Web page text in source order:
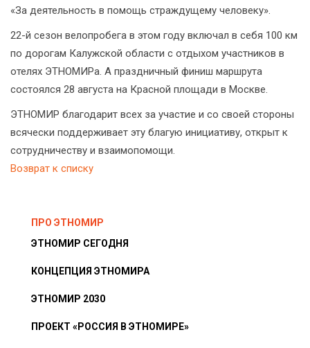
«За деятельность в помощь страждущему человеку».
22-й сезон велопробега в этом году включал в себя 100 км
по дорогам Калужской области с отдыхом участников в
отелях ЭТНОМИРа. А праздничный финиш маршрута
состоялся 28 августа на Красной площади в Москве.
ЭТНОМИР благодарит всех за участие и со своей стороны
всячески поддерживает эту благую инициативу, открыт к
сотрудничеству и взаимопомощи.
Возврат к списку
ПРО ЭТНОМИР
ЭТНОМИР СЕГОДНЯ
КОНЦЕПЦИЯ ЭТНОМИРА
ЭТНОМИР 2030
ПРОЕКТ «РОССИЯ В ЭТНОМИРЕ»